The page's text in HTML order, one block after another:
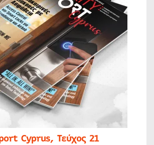
Cyprus, Τεύχος 21